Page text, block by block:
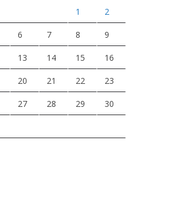
1 2
6 7 8 9
13 14 15 16
20 21 22 23
27 28 29 30